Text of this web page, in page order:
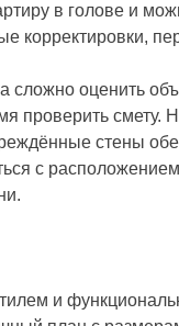
в голове и
корректировки,
сложно оценить
проверить
стены
с
и